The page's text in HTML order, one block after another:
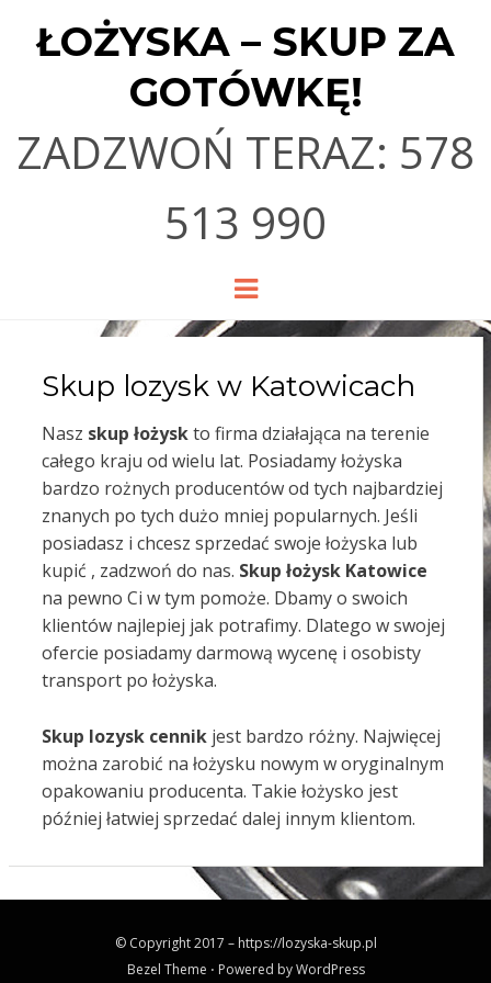
ŁOŻYSKA – SKUP ZA
GOTÓWKĘ!
ZADZWOŃ TERAZ: 578
513 990
Menu
Skup lozysk w Katowicach
Nasz skup łożyskto firma działająca na terenie
całego kraju od wielu lat. Posiadamy łożyska
bardzo rożnych producentów od tych najbardziej
znanych po tych dużo mniej popularnych. Jeśli
posiadasz i chcesz sprzedać swoje łożyska lub
kupić , zadzwoń do nas. Skup łożysk Katowice
na pewno Ci w tym pomoże. Dbamy o swoich
klientów najlepiej jak potrafimy. Dlatego w swojej
ofercie posiadamy darmową wycenę i osobisty
transport po łożyska.
Skup lozysk cennik jest bardzo różny. Najwięcej
można zarobić na łożysku nowym w oryginalnym
opakowaniu producenta. Takie łożysko jest
później łatwiej sprzedać dalej innym klientom.
© Copyright 2017 – https://lozyska-skup.pl
Bezel Theme ⋅ Powered byWordPress